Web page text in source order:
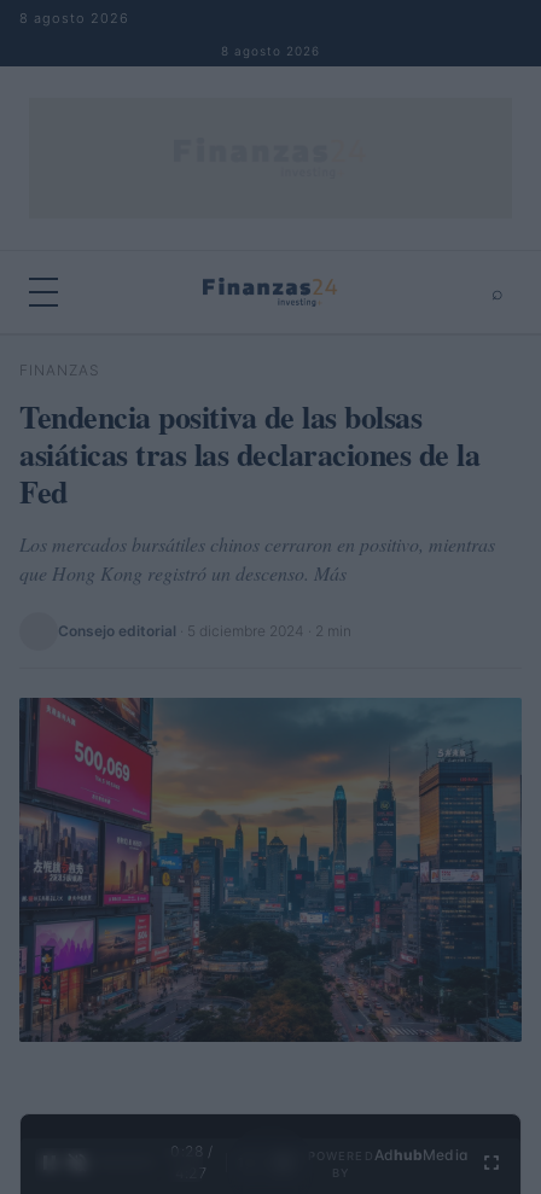
Saltar al contenido
8 agosto 2026
8 agosto 2026
⌕
Buscar
FINANZAS
Tendencia positiva de las bolsas
asiáticas tras las declaraciones de la
Fed
Los mercados bursátiles chinos cerraron en positivo, mientras
que Hong Kong registró un descenso. Más
Consejo editorial 5 diciembre 2024 · 2 min
0:29 /
4:27
Ad hubMedia